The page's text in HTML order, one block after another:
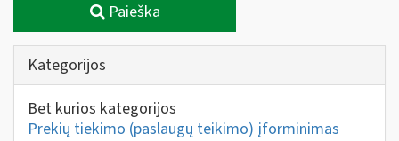
Paieška
Kategorijos
Bet kurios kategorijos
Prekių tiekimo (paslaugų teikimo) įforminimas